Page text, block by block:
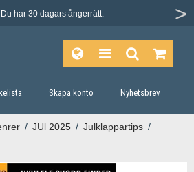
Du har 30 dagars ångerrätt.
Skapa konto Nyhetsbrev
/ JUl 2025 / Julklappartips /